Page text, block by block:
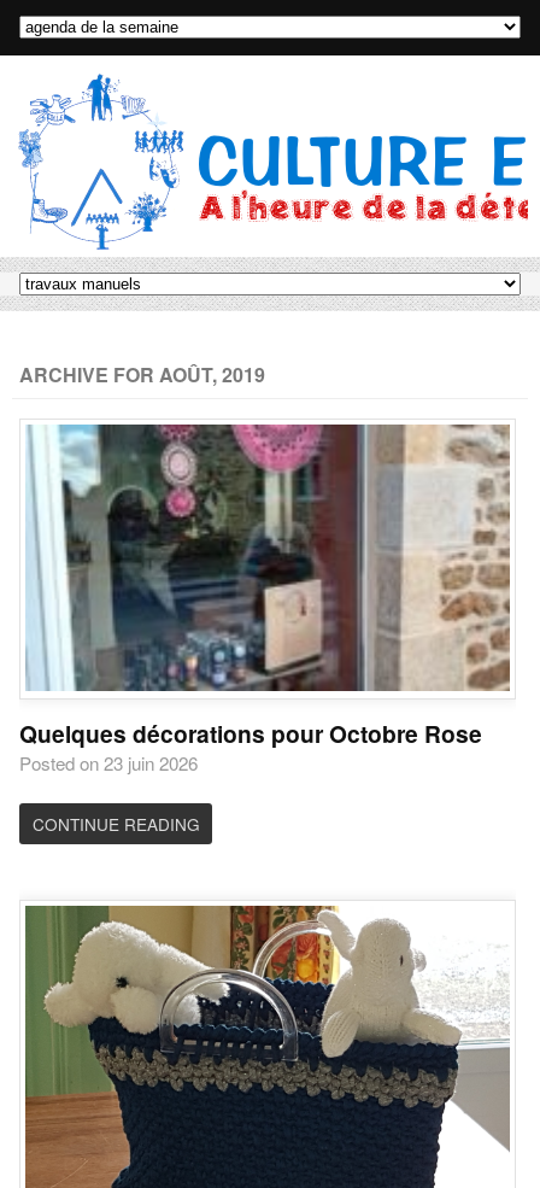
ARCHIVE FOR AOÛT, 2019
Quelques décorations pour Octobre Rose
Posted on 23 juin 2026
CONTINUE READING